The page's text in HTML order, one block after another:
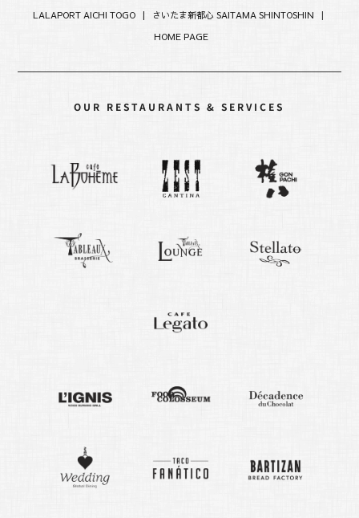
LALAPORT AICHI TOGO |
さいたま新都心 SAITAMA SHINTOSHIN |
HOME PAGE
OUR RESTAURANTS & SERVICES